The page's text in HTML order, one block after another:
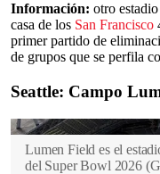
Información: otro
casa de los San Francisco
primer partido de
de grupos que se perfila
Seattle: Campo
Lumen Field es el
del Super Bowl 2026 (